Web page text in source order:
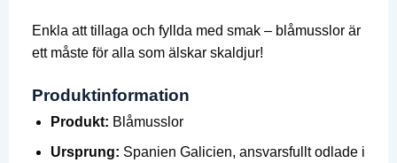
Enkla att tillaga och fyllda med smak – blåmusslor är
ett måste för alla som älskar skaldjur!
Produktinformation
Produkt: Blåmusslor
Ursprung: Spanien Galicien, ansvarsfullt odlade i